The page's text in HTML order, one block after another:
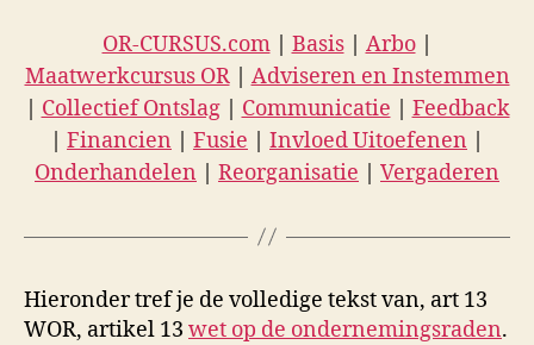
OR-CURSUS.com| Basis| Arbo|
Maatwerkcursus OR| Adviseren en Instemmen
Collectief Ontslag| Communicatie
Feedback
Financien Fusie Invloed Uitoefenen
Onderhandelen
Reorganisatie Vergaderen
Hieronder tref je de volledige tekst van, art 13
WOR, artikel 13 wet op de ondernemingsraden.